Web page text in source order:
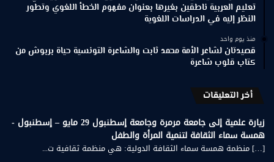
تعليم العربية ناطقين بغيرها بعنوان مفهوم الخطأ اللغوي وتطور
النظر إليه في الدراسات اللغوية
منذ يوم واحد
قصيدتان لشاعر الأمة محمد ثابت والشاعرة التونسية حياة بربوش من
كتاب قلوب شاعرة
أخر التعليقات
زيارة علمية إلى جامعة مرمرة وجامعة إسطنبول 29 مايو – إسطنبول -
همسة سماء الثقافة لتنمية المرأة والطفل
[…] منظمة همسة سماء الثقافة الدولية: هي منظمة ثقافية ت...